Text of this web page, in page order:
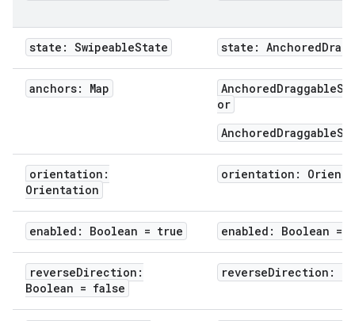
state: SwipeableState state:
anchors: Map
or
orientation:
Orientation
orientation:
enabled: Boolean = true enabled: Boolean =
reverseDirection:
Boolean = false
reverseDirection: